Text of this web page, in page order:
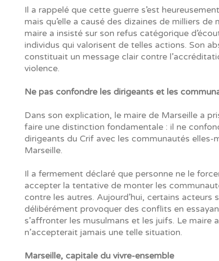
Il a rappelé que cette guerre s’est
mais qu’elle a causé des dizaines de milliers de
maire a insisté sur son refus catégorique
individus qui valorisent de telles actions. Son
constituait un message clair contre
violence.
Ne pas confondre les dirigeants et les
Dans son explication, le maire de Marseille a
faire une distinction fondamentale : il ne
dirigeants du Crif avec les communautés elles-
Marseille.
Il a fermement déclaré que personne ne le
accepter la tentative de monter les
contre les autres. Aujourd’hui, certains acteurs
délibérément provoquer des conflits en
s’affronter les musulmans et les juifs. Le maire
n’accepterait jamais une telle situation.
Marseille, capitale du vivre-ensemble